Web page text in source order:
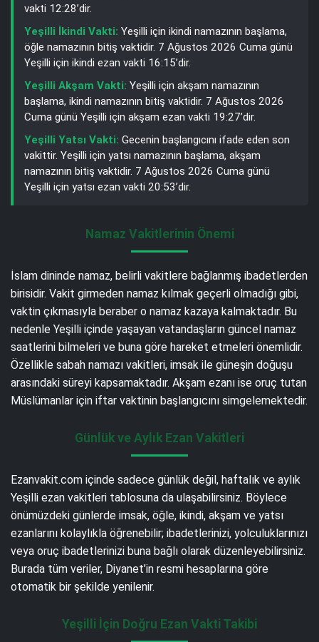
vakti 12:28’dir.
Yeşilli İkindi Vakti: Yeşilli için ikindi namazının başlama,
öğle namazının bitiş vaktidir. 7 Ağustos 2026 Cuma günü
Yeşilli için ikindi ezan vakti 16:15’dir.
Yeşilli Akşam Vakti: Yeşilli için akşam namazının
başlama, ikindi namazının bitiş vaktidir. 7 Ağustos 2026
Cuma günü Yeşilli için akşam ezan vakti 19:27’dir.
Yeşilli Yatsı Vakti: Gecenin başlangıcını ifade eden son
vakittir. Yeşilli için yatsı namazının başlama, akşam
namazının bitiş vaktidir. 7 Ağustos 2026 Cuma günü
Yeşilli için yatsı ezan vakti 20:53’dir.
Namaz Vakitlerinin Önemi
İslam dininde namaz, belirli vakitlere bağlanmış ibadetlerden
birisidir. Vakit girmeden namaz kılmak geçerli olmadığı gibi,
vaktin çıkmasıyla beraber o namaz kazaya kalmaktadır. Bu
nedenle Yeşilli içinde yaşayan vatandaşların güncel namaz
saatlerini bilmeleri ve buna göre hareket etmeleri önemlidir.
Özellikle sabah namazı vakitleri, imsak ile güneşin doğuşu
arasındaki süreyi kapsamaktadır. Akşam ezanı ise oruç tutan
Müslümanlar için iftar vaktinin başlangıcını simgelemektedir.
Günlük ve Aylık Ezan Vakitleri
Ezanvakit.com içinde sadece günlük değil, haftalık ve aylık
Yeşilli ezan vakitleri tablosuna da ulaşabilirsiniz. Böylece
önümüzdeki günlerde imsak, öğle, ikindi, akşam ve yatsı
ezanlarını kolaylıkla öğrenebilir; ibadetlerinizi, yolculuklarınızı
veya oruç ibadetlerinizi buna bağlı olarak düzenleyebilirsiniz.
Burada tüm veriler, Diyanet’in resmi hesaplarına göre
otomatik bir şekilde yenilenir.
Yeşilli İçin Doğru Ezan Vakti Takibi